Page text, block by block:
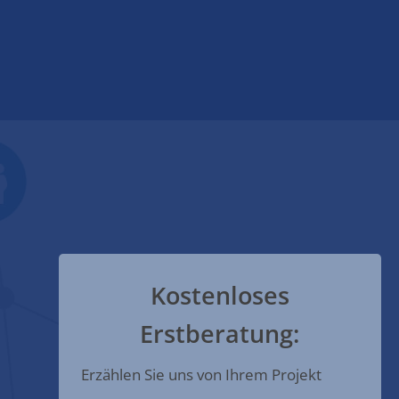
Kostenloses
Erstberatung:
Erzählen Sie uns von Ihrem Projekt